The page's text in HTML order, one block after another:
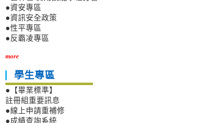
●資安專區
●資訊安全政策
●性平專區
●反霸凌專區
more
學生專區
●【畢業標準】
註冊組重要訊息
●線上申請重補修
●成績查詢系統